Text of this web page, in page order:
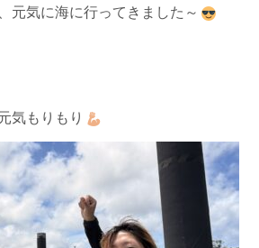
元気に海に行ってきました～
気もりもり